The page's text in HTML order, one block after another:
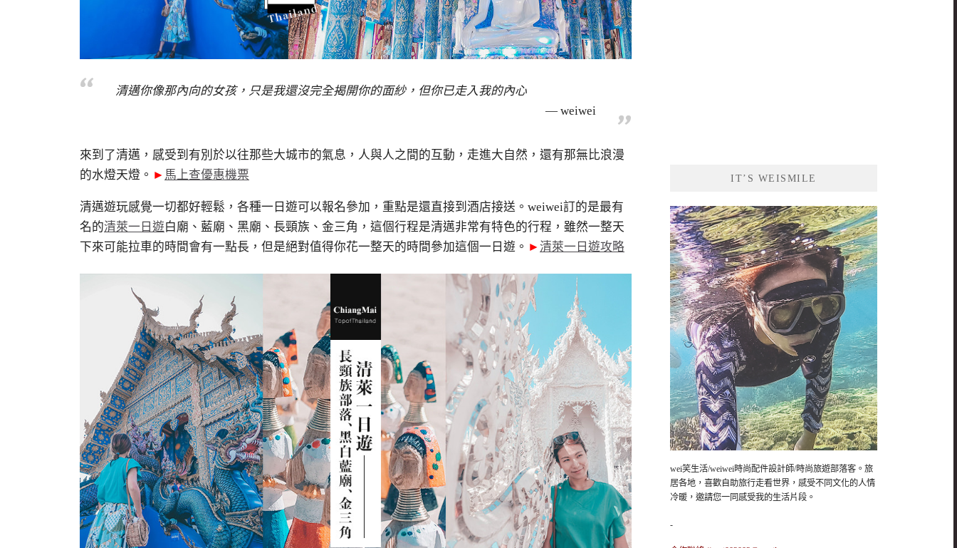
清邁你像那內向的女孩，只是我還沒完全揭開你的面紗，但你已走入我的內心
weiwei
來到了清邁，感受到有別於以往那些大城市的氣息，人與人之間的互動，走進大自然，還有那無比浪漫
的水燈天燈。 ► 馬上查優惠機票
清邁遊玩感覺一切都好輕鬆，各種一日遊可以報名參加，重點是還直接到酒店接送。weiwei訂的是最有
名的清萊一日遊白廟、藍廟、黑廟、長頸族、金三角，這個行程是清邁非常有特色的行程，雖然一整天
下來可能拉車的時間會有一點長，但是絕對值得你花一整天的時間參加這個一日遊。 ► 清萊一日遊攻略
IT’S WEISMILE
wei笑生活/weiwei時尚配件設計師/時尚旅遊部落客。旅
居各地，喜歡自助旅行走看世界，感受不同文化的人情
冷暖，邀請您一同感受我的生活片段。
-